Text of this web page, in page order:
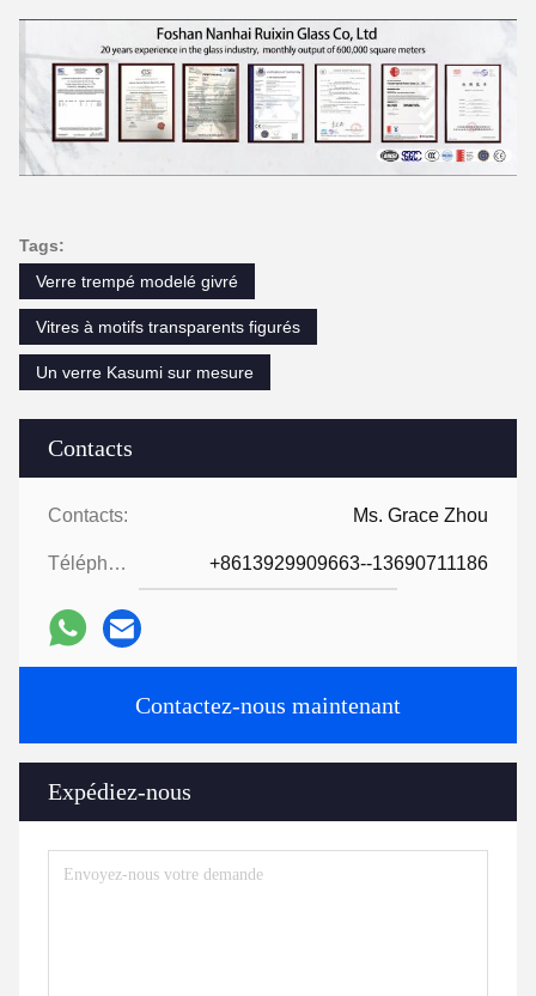
Contacts
Contacts: Ms. Grace Zhou
Téléphone: +8613929909663--13690711186
Contactez-nous maintenant
Expédiez-nous
Tags:
Verre trempé modelé givré
Vitres à motifs transparents figurés
Un verre Kasumi sur mesure